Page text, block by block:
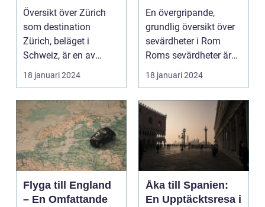
resenärer
Översikt över Zürich
som destination
Zürich, beläget i
Schweiz, är en av
Europas mest
populära dest...
18 januari 2024
kulturella skatter
En övergripande,
grundlig översikt över
sevärdheter i Rom
Roms sevärdheter är
känt över hela världe...
18 januari 2024
Flyga till England
– En Omfattande
Åka till Spanien:
En Upptäcktsresa i